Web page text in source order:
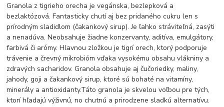
Granola z tigrieho orecha je vegánska, bezlepková a
bezlaktózová. Fantasticky chutí aj bez pridaného cukru len s
prírodným sladidlom (čakankový sirup). Je ľahko stráviteľná, zasýti
a nenadúva. Neobsahuje žiadne konzervanty, aditíva, emulgátory,
farbivá či arómy. Hlavnou zložkou je tigrí orech, ktorý podporuje
trávenie a črevný mikrobióm vďaka vysokému obsahu vlákniny a
zdravých sacharidov. Granola obsahuje aj čučoriedky, maliny,
jahody, goji a čakankový sirup, ktoré sú bohaté na vitamíny,
minerály a antioxidanty.Táto granola je skvelou voľbou pre tých,
ktorí hľadajú výživnú, no chutnú a prirodzene sladkú alternatívu.